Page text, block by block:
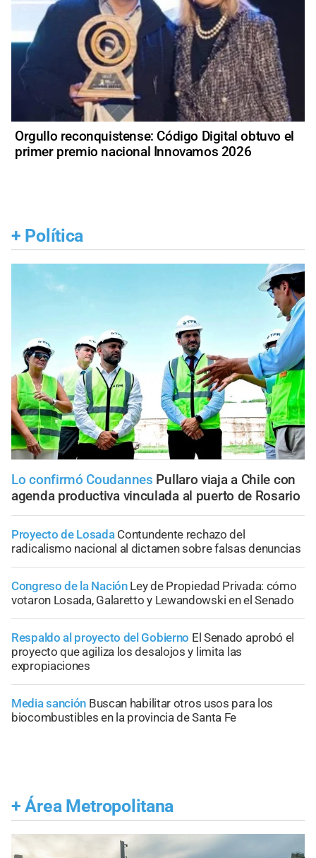
Orgullo reconquistense: Código Digital obtuvo el
primer premio nacional Innovamos 2026
+ Política
Lo confirmó Coudannes Pullaro viaja a Chile con
agenda productiva vinculada al puerto de Rosario
Proyecto de Losada Contundente rechazo del
radicalismo nacional al dictamen sobre falsas denuncias
Congreso de la Nación Ley de Propiedad Privada: cómo
votaron Losada, Galaretto y Lewandowski en el Senado
Respaldo al proyecto del Gobierno El Senado aprobó el
proyecto que agiliza los desalojos y limita las
expropiaciones
Media sanción Buscan habilitar otros usos para los
biocombustibles en la provincia de Santa Fe
+ Área Metropolitana